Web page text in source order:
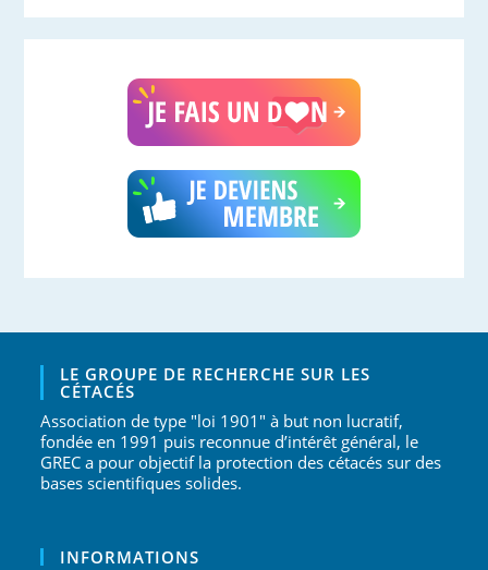
LE GROUPE DE RECHERCHE SUR LES
CÉTACÉS
Association de type "loi 1901" à but non lucratif,
fondée en 1991 puis reconnue d’intérêt général, le
GREC a pour objectif la protection des cétacés sur des
bases scientifiques solides.
INFORMATIONS